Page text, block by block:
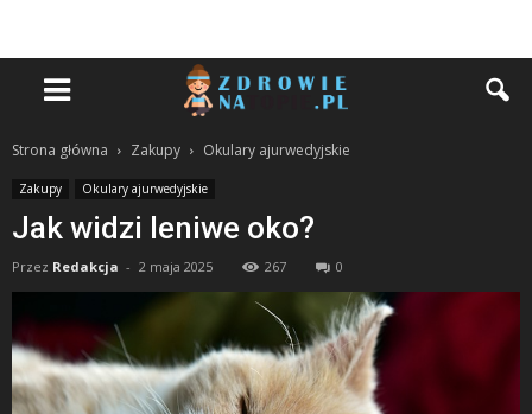
Strona główna Zakupy Okulary ajurwedyjskie
Zakupy Okulary ajurwedyjskie
Jak widzi leniwe oko?
Przez Redakcja - 2 maja 2025 267 0